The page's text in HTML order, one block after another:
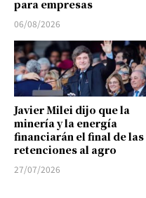
para empresas
06/08/2026
Javier Milei dijo que la
minería y la energía
financiarán el final de las
retenciones al agro
27/07/2026